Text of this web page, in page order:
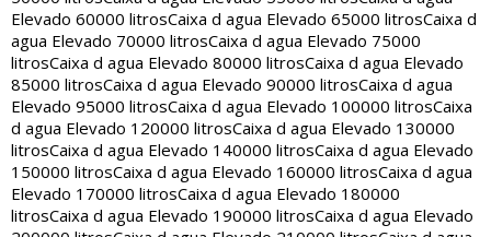
Elevado 60000 litrosCaixa d agua Elevado 65000 litrosCaixa d
agua Elevado 70000 litrosCaixa d agua Elevado 75000
litrosCaixa d agua Elevado 80000 litrosCaixa d agua Elevado
85000 litrosCaixa d agua Elevado 90000 litrosCaixa d agua
Elevado 95000 litrosCaixa d agua Elevado 100000 litrosCaixa
d agua Elevado 120000 litrosCaixa d agua Elevado 130000
litrosCaixa d agua Elevado 140000 litrosCaixa d agua Elevado
150000 litrosCaixa d agua Elevado 160000 litrosCaixa d agua
Elevado 170000 litrosCaixa d agua Elevado 180000
litrosCaixa d agua Elevado 190000 litrosCaixa d agua Elevado